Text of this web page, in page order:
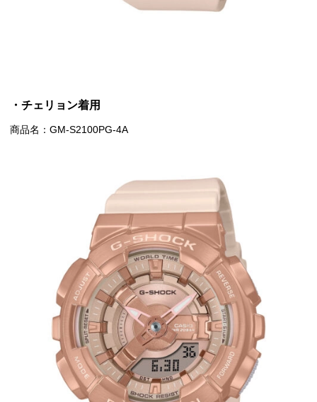
・チェリョン着用
商品名：GM-S2100PG-4A